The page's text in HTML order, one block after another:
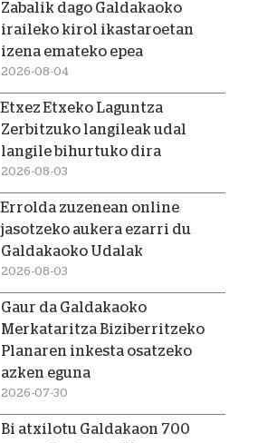
Zabalik dago Galdakaoko
iraileko kirol ikastaroetan
izena emateko epea
2026-08-04
Etxez Etxeko Laguntza
Zerbitzuko langileak udal
langile bihurtuko dira
2026-08-03
Errolda zuzenean online
jasotzeko aukera ezarri du
Galdakaoko Udalak
2026-08-03
Gaur da Galdakaoko
Merkataritza Biziberritzeko
Planaren inkesta osatzeko
azken eguna
2026-07-30
Bi atxilotu Galdakaon 700